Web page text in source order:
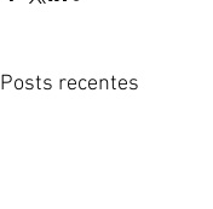
Posts recentes